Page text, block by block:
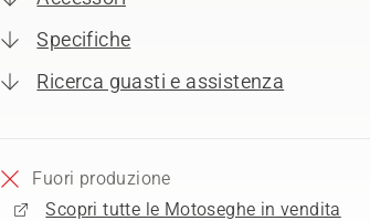
Specifiche
Ricerca guasti e assistenza
Fuori produzione
Scopri tutte le Motoseghe in vendita